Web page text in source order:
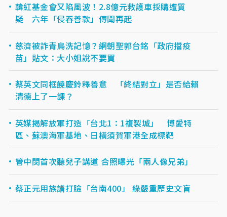
韓紅基金會又陷風波！2.8億元救護車採購遭質
疑 六年「侵吞善款」傳聞再起
慈濟被詐青鳥洗記憶？網朝聖郭台銘「政府擋疫
苗」貼文：大小姐說不要買
蔡英文同框饒慶鈴釋善意 「終結對立」是否給賴
清德上了一課？
英媒揭解放軍打造「台北1：1複製城」 博愛特
區、蘇澳海軍基地、日橫須賀軍港全成標靶
管中閔首次聽兒子講道 合照曝光「兩人像兄弟」
蔡正元用族譜打臉「台南400」 綠嚴重歷史文盲